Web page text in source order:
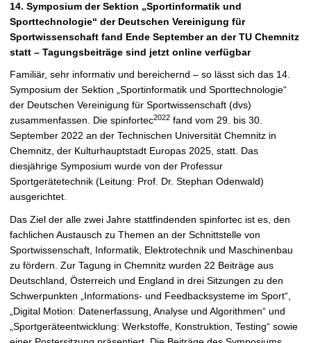
14. Symposium der Sektion „Sportinformatik und
Sporttechnologie“ der Deutschen Vereinigung für
Sportwissenschaft fand Ende September an der TU Chemnitz
statt – Tagungsbeiträge sind jetzt online verfügbar
Familiär, sehr informativ und bereichernd – so lässt sich das 14.
Symposium der Sektion „Sportinformatik und Sporttechnologie“
der Deutschen Vereinigung für Sportwissenschaft (dvs)
zusammenfassen. Die spinfortec2022 fand vom 29. bis 30.
September 2022 an der Technischen Universität Chemnitz in
Chemnitz, der Kulturhauptstadt Europas 2025, statt. Das
diesjährige Symposium wurde von der Professur
Sportgerätetechnik (Leitung: Prof. Dr. Stephan Odenwald)
ausgerichtet.
Das Ziel der alle zwei Jahre stattfindenden spinfortec ist es, den
fachlichen Austausch zu Themen an der Schnittstelle von
Sportwissenschaft, Informatik, Elektrotechnik und Maschinenbau
zu fördern. Zur Tagung in Chemnitz wurden 22 Beiträge aus
Deutschland, Österreich und England in drei Sitzungen zu den
Schwerpunkten „Informations- und Feedbacksysteme im Sport“,
„Digital Motion: Datenerfassung, Analyse und Algorithmen“ und
„Sportgeräteentwicklung: Werkstoffe, Konstruktion, Testing“ sowie